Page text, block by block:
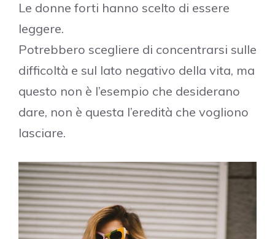
Le donne forti hanno scelto di essere
leggere.
Potrebbero scegliere di concentrarsi sulle
difficoltà e sul lato negativo della vita, ma
questo non è l’esempio che desiderano
dare, non è questa l’eredità che vogliono
lasciare.